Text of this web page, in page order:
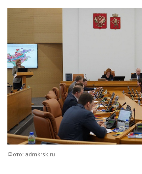
Фото: admkrsk.ru